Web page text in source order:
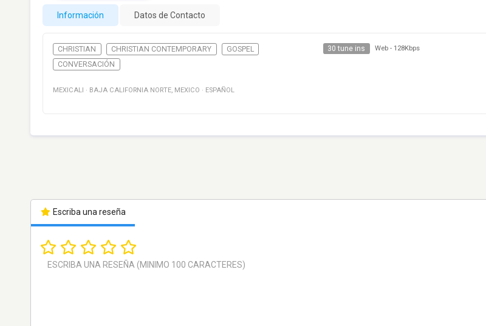
Información Datos de Contacto
CHRISTIAN CHRISTIAN CONTEMPORARY
GOSPEL
CONVERSACIÓN
30 tune ins Web - 128Kbps
MEXICALI · BAJA CALIFORNIA NORTE, MEXICO · ESPAÑOL
Escriba una reseña